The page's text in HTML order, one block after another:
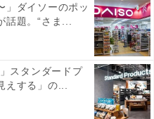
」ダイソーのポッ
題。“さま...
スタンダードプ
えする」の...